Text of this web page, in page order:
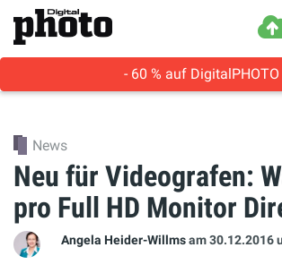
- 60 % auf DigitalPHOTO
News
Neu für Videografen:
pro Full HD Monitor
Angela Heider-Willmsam 30.12.2016